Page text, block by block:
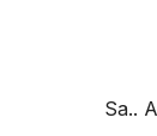
Sa..